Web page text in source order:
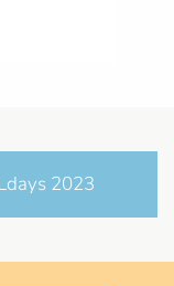
2023